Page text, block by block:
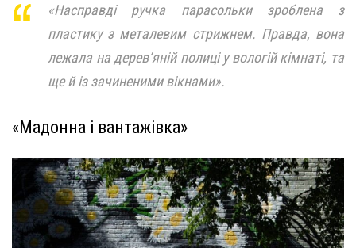
«Насправді ручка парасольки зроблена з
пластику з металевим стрижнем. Правда, вона
лежала на дерев’яній полиці у вологій кімнаті, та
ще й із зачиненими вікнами».
«Мадонна і вантажівка»